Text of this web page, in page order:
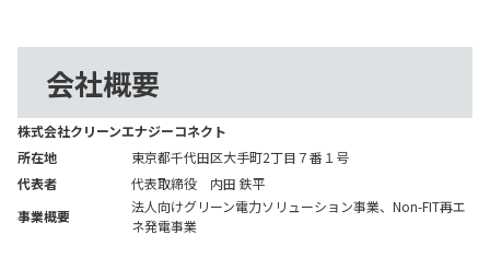
会社概要
株式会社クリーンエナジーコネクト
所在地
東京都千代田区大手町2丁目７番１号
代表者
代表取締役 内田 鉄平
事業概要
法人向けグリーン電力ソリューション事業、Non-FIT再エ
ネ発電事業